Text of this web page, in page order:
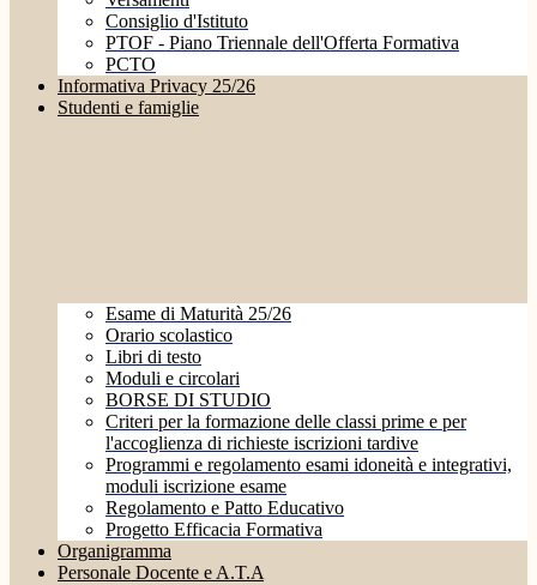
Consiglio d'Istituto
PTOF - Piano Triennale dell'Offerta Formativa
PCTO
Informativa Privacy 25/26
Studenti e famiglie
Esame di Maturità 25/26
Orario scolastico
Libri di testo
Moduli e circolari
BORSE DI STUDIO
Criteri per la formazione delle classi prime e per
l'accoglienza di richieste iscrizioni tardive
Programmi e regolamento esami idoneità e integrativi,
moduli iscrizione esame
Regolamento e Patto Educativo
Progetto Efficacia Formativa
Organigramma
Personale Docente e A.T.A